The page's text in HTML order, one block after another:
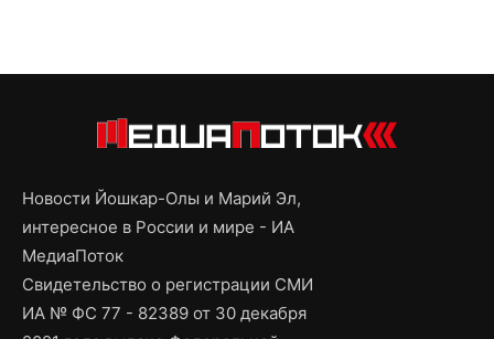
Новости Йошкар-Олы и Марий Эл,
интересное в России и мире - ИА
МедиаПоток
Свидетельство о регистрации СМИ
ИА № ФС 77 - 82389 от 30 декабря